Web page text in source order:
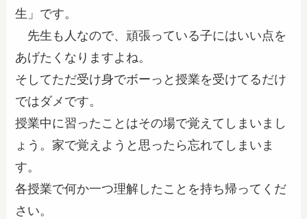
生」です。
先生も人なので、頑張っている子にはいい点を
あげたくなりますよね。
そしてただ受け身でボーっと授業を受けてるだけ
ではダメです。
授業中に習ったことはその場で覚えてしまいまし
ょう。家で覚えようと思ったら忘れてしまいま
す。
各授業で何か一つ理解したことを持ち帰ってくだ
さい。